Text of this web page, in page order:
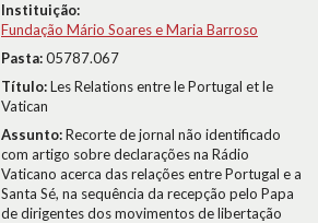
Instituição:
Fundação Mário Soares e Maria Barroso
Pasta:05787.067
Título:Les Relations entre le Portugal et le
Vatican
Assunto:Recorte de jornal não identificado
com artigo sobre declarações na Rádio
Vaticano acerca das relações entre Portugal e a
Santa Sé, na sequência da recepção pelo Papa
de dirigentes dos movimentos de libertação